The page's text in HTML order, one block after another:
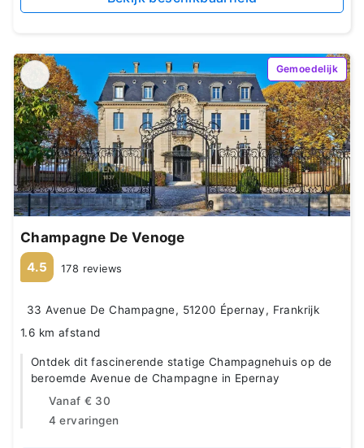
Gemoedelijk
Champagne De Venoge
4.5 178 reviews
33 Avenue De Champagne, 51200 Épernay, Frankrijk
1.6 km afstand
Ontdek dit fascinerende statige Champagnehuis op de
beroemde Avenue de Champagne in Epernay
Vanaf € 30
4 ervaringen